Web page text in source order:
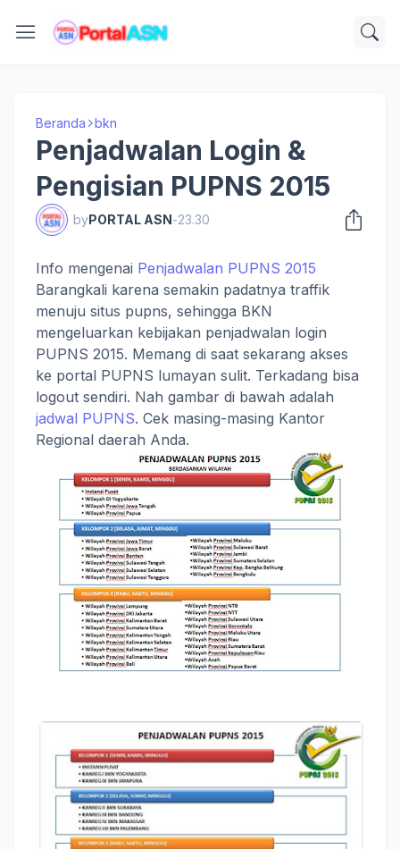
Beranda bkn
Penjadwalan Login &
Pengisian PUPNS 2015
byPORTAL ASN-23.30
Info mengenai Penjadwalan PUPNS 2015
Barangkali karena semakin padatnya traffik
menuju situs pupns, sehingga BKN
mengeluarkan kebijakan penjadwalan login
PUPNS 2015. Memang di saat sekarang akses
ke portal PUPNS lumayan sulit. Terkadang bisa
logout sendiri. Nah gambar di bawah adalah
jadwal PUPNS. Cek masing-masing Kantor
Regional daerah Anda.